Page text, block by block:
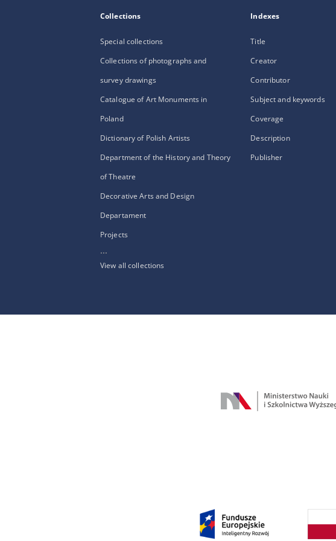
Collections
Special collections
Collections of photographs and
survey drawings
Catalogue of Art Monuments in
Poland
Dictionary of Polish Artists
Department of the History and Theory
of Theatre
Decorative Arts and Design
Departament
Projects
...
View all collections
Indexes
Title
Creator
Contributor
Subject and keywords
Coverage
Description
Publisher